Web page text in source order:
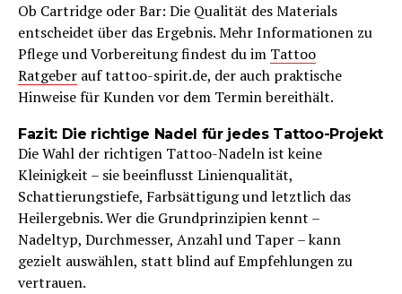
Ob Cartridge oder Bar: Die Qualität des Materials
entscheidet über das Ergebnis. Mehr Informationen zu
Pflege und Vorbereitung findest du im Tattoo
Ratgeber auf tattoo-spirit.de, der auch praktische
Hinweise für Kunden vor dem Termin bereithält.
Fazit: Die richtige Nadel für jedes Tattoo-Projekt
Die Wahl der richtigen Tattoo-Nadeln ist keine
Kleinigkeit – sie beeinflusst Linienqualität,
Schattierungstiefe, Farbsättigung und letztlich das
Heilergebnis. Wer die Grundprinzipien kennt –
Nadeltyp, Durchmesser, Anzahl und Taper – kann
gezielt auswählen, statt blind auf Empfehlungen zu
vertrauen.